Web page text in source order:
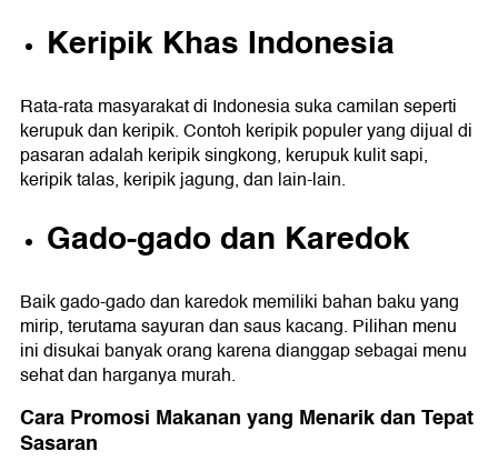
Keripik Khas Indonesia
Rata-rata masyarakat di Indonesia suka camilan seperti
kerupuk dan keripik. Contoh keripik populer yang dijual di
pasaran adalah keripik singkong, kerupuk kulit sapi,
keripik talas, keripik jagung, dan lain-lain.
Gado-gado dan Karedok
Baik gado-gado dan karedok memiliki bahan baku yang
mirip, terutama sayuran dan saus kacang. Pilihan menu
ini disukai banyak orang karena dianggap sebagai menu
sehat dan harganya murah.
Cara Promosi Makanan yang Menarik dan Tepat
Sasaran